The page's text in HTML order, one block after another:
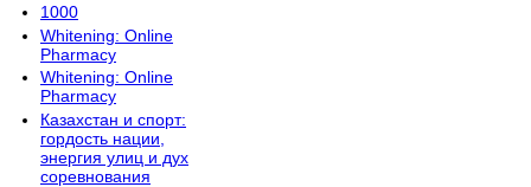
1000
Whitening: Online
Pharmacy
Whitening: Online
Pharmacy
Казахстан и спорт:
гордость нации,
энергия улиц и дух
соревнования